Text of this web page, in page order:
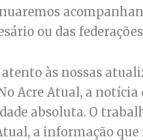
ou das
às nossas
Acre Atual, a
absoluta. O
a informação